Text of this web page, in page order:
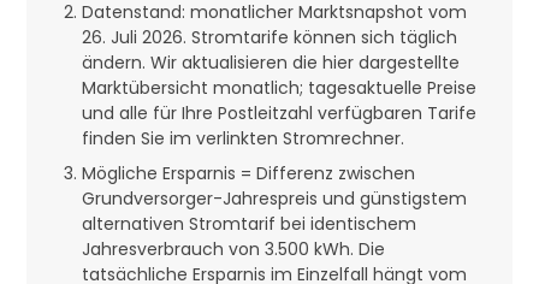
Datenstand: monatlicher Marktsnapshot vom
26. Juli 2026. Stromtarife können sich täglich
ändern. Wir aktualisieren die hier dargestellte
Marktübersicht monatlich; tagesaktuelle Preise
und alle für Ihre Postleitzahl verfügbaren Tarife
finden Sie im verlinkten Stromrechner.
Mögliche Ersparnis = Differenz zwischen
Grundversorger-Jahrespreis und günstigstem
alternativen Stromtarif bei identischem
Jahresverbrauch von 3.500 kWh. Die
tatsächliche Ersparnis im Einzelfall hängt vom